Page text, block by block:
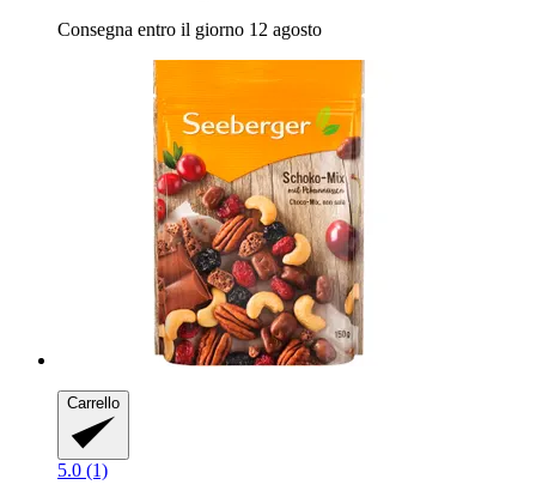
Consegna entro il giorno 12 agosto
Carrello
5.0 (1)